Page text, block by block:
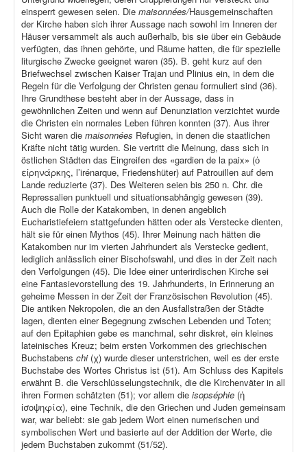
einsperrt gewesen seien. Die maisonnées/Hausgemeinschaften
der Kirche haben sich ihrer Aussage nach sowohl im Inneren der
Häuser versammelt als auch außerhalb, bis sie über ein Gebäude
verfügten, das ihnen gehörte, und Räume hatten, die für spezielle
liturgische Zwecke geeignet waren (35). B. geht kurz auf den
Briefwechsel zwischen Kaiser Trajan und Plinius ein, in dem die
Regeln für die Verfolgung der Christen genau formuliert sind (36).
Ihre Grundthese besteht aber in der Aussage, dass in
gewöhnlichen Zeiten und wenn auf Denunziation verzichtet wurde
die Christen ein normales Leben führen konnten (37). Aus ihrer
Sicht waren die maisonnées Refugien, in denen die staatlichen
Kräfte nicht tätig wurden. Sie vertritt die Meinung, dass sich in
östlichen Städten das Eingreifen des «gardien de la paix» (ὁ
εἰρηνάρκης, l’irénarque, Friedenshüter) auf Patrouillen auf dem
Lande reduzierte (37). Des Weiteren seien bis 250 n. Chr. die
Repressalien punktuell und situationsabhängig gewesen (39).
Auch die Rolle der Katakomben, in denen angeblich
Eucharistiefeiern stattgefunden hätten oder als Verstecke dienten,
hält sie für einen Mythos (45). Ihrer Meinung nach hätten die
Katakomben nur im vierten Jahrhundert als Verstecke gedient,
lediglich anlässlich einer Bischofswahl, und dies in der Zeit nach
den Verfolgungen (45). Die Idee einer unterirdischen Kirche sei
eine Fantasievorstellung des 19. Jahrhunderts, in Erinnerung an
geheime Messen in der Zeit der Französischen Revolution (45).
Die antiken Nekropolen, die an den Ausfallstraßen der Städte
lagen, dienten einer Begegnung zwischen Lebenden und Toten;
auf den Epitaphien gebe es manchmal, sehr diskret, ein kleines
lateinisches Kreuz; beim ersten Vorkommen des griechischen
Buchstabens chi (χ) wurde dieser unterstrichen, weil es der erste
Buchstabe des Wortes Christus ist (51). Am Schluss des Kapitels
erwähnt B. die Verschlüsselungstechnik, die die Kirchenväter in all
ihren Formen schätzten (51); vor allem die isopséphie (ἡ
ἰσοψηφία), eine Technik, die den Griechen und Juden gemeinsam
war, war beliebt: sie gab jedem Wort einen numerischen und
symbolischen Wert und basierte auf der Addition der Werte, die
jedem Buchstaben zukommt (51/52).